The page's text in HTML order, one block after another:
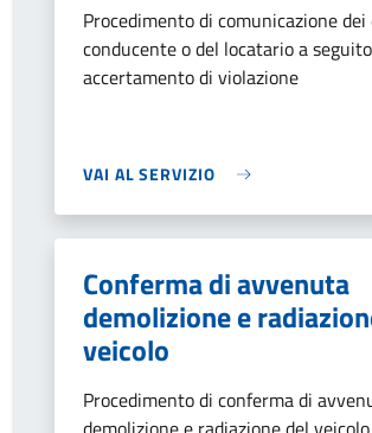
Procedimento di comunicazione
conducente o del locatario a
accertamento di violazione
VAI AL SERVIZIO
Conferma di avvenuta
demolizione e
veicolo
Procedimento di conferma di